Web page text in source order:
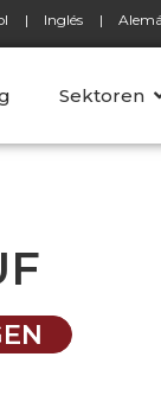
Sektoren
Inglés